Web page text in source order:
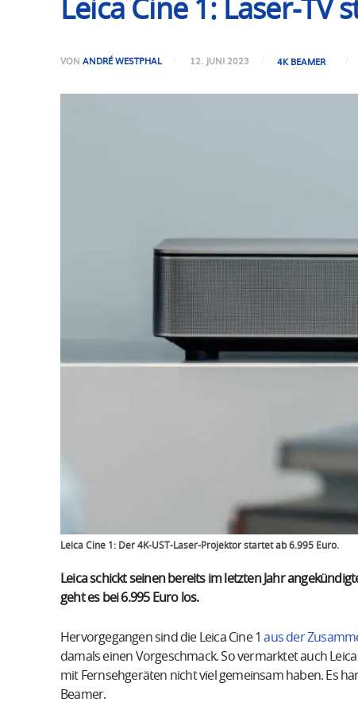
Leica Cine 1: Laser-
VON ANDRÉ WESTPHAL 12. JUNI 2023 4K BEAMER
Leica Cine 1: Der 4K-UST-Laser-Projektor startet ab 6.995 Euro.
Leica schickt seinen bereits im letzten Jahr
geht es bei 6.995 Euro los.
Hervorgegangen sind die Leica Cine 1aus der
damals einen Vorgeschmack. So vermarktet auch
mit Fernsehgeräten nicht viel gemeinsam haben. Es
Beamer.